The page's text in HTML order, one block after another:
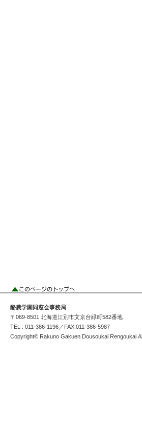
酪農学園同窓会事務局
〒069-8501 北海道江別市文京台緑町582番地
TEL : 011-386-1196／FAX:011-386-5987
Copyright© Rakuno Gakuen Dousoukai Rengoukai